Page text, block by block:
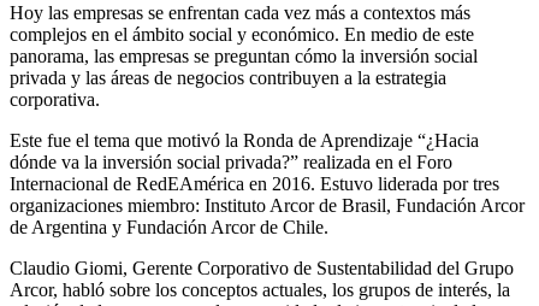
Hoy las empresas se enfrentan cada vez más a contextos más
complejos en el ámbito social y económico. En medio de este
panorama, las empresas se preguntan cómo la inversión social
privada y las áreas de negocios contribuyen a la estrategia
corporativa.
Este fue el tema que motivó la Ronda de Aprendizaje “¿Hacia
dónde va la inversión social privada?” realizada en el Foro
Internacional de RedEAmérica en 2016. Estuvo liderada por tres
organizaciones miembro: Instituto Arcor de Brasil, Fundación Arcor
de Argentina y Fundación Arcor de Chile.
Claudio Giomi, Gerente Corporativo de Sustentabilidad del Grupo
Arcor, habló sobre los conceptos actuales, los grupos de interés, la